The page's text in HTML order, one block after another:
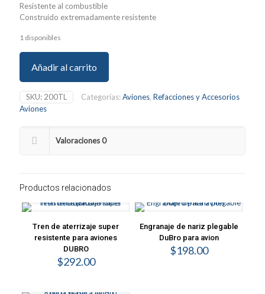
Resistente al combustible
Construido extremadamente resistente
1 disponibles
Añadir al carrito
SKU: 200TL Categorías:Aviones, Refacciones y Accesorios
Aviones
Valoraciones0
Productos relacionados
Tren de aterrizaje super
resistente para aviones
DUBRO
$292.00
Engranaje de nariz plegable
DuBro para avion
$198.00